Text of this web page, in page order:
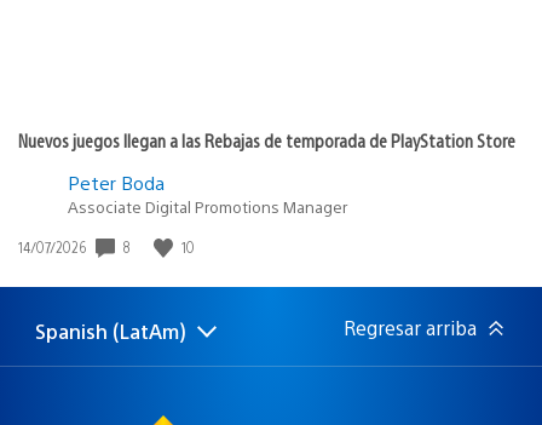
Nuevos juegos llegan a las Rebajas de temporada de PlayStation Store
Peter Boda
Associate Digital Promotions Manager
Fecha
publicación:
14/07/2026 8 10
Elige
una
Región
actual:
Spanish (LatAm) Regresar arriba